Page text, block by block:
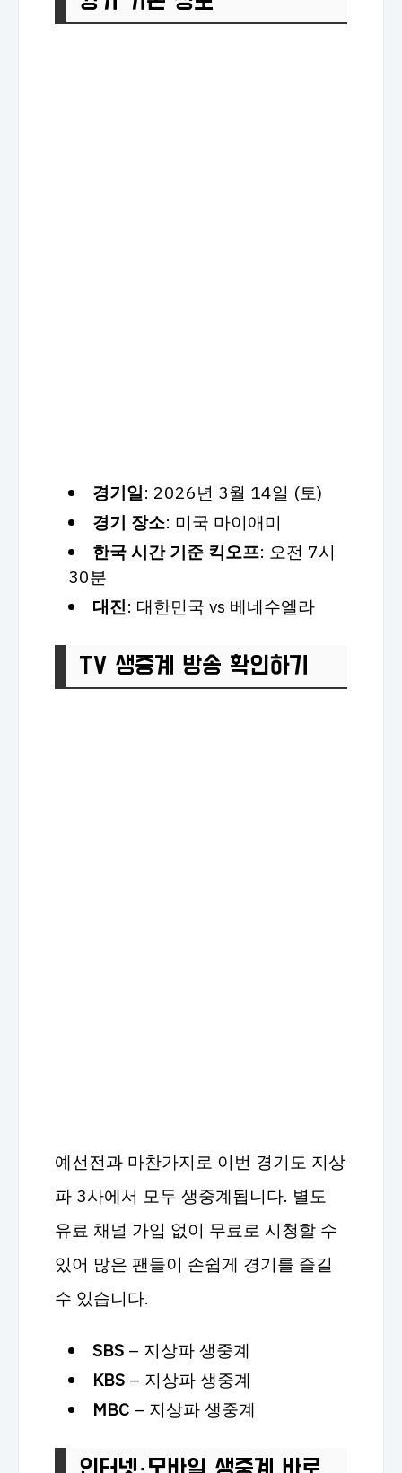
경기일: 2026년 3월 14일 (토)
경기 장소: 미국 마이애미
한국 시간 기준 킥오프: 오전 7시
30분
대진: 대한민국 vs 베네수엘라
TV 생중계 방송 확인하기
예선전과 마찬가지로 이번 경기도 지상
파 3사에서 모두 생중계됩니다. 별도
유료 채널 가입 없이 무료로 시청할 수
있어 많은 팬들이 손쉽게 경기를 즐길
수 있습니다.
SBS – 지상파 생중계
KBS – 지상파 생중계
MBC – 지상파 생중계